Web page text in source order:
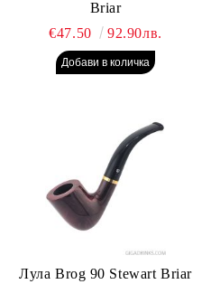
Briar
€47.50
92.90лв.
Лула Brog 90 Stewart Briar